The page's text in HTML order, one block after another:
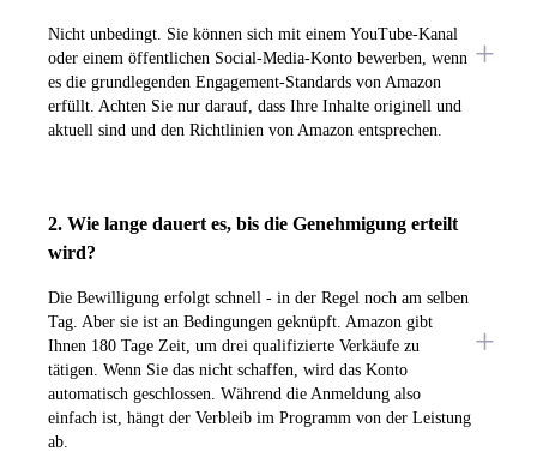
Nicht unbedingt. Sie können sich mit einem YouTube-Kanal
oder einem öffentlichen Social-Media-Konto bewerben, wenn
es die grundlegenden Engagement-Standards von Amazon
erfüllt. Achten Sie nur darauf, dass Ihre Inhalte originell und
aktuell sind und den Richtlinien von Amazon entsprechen.
2. Wie lange dauert es, bis die Genehmigung erteilt
wird?
Die Bewilligung erfolgt schnell - in der Regel noch am selben
Tag. Aber sie ist an Bedingungen geknüpft. Amazon gibt
Ihnen 180 Tage Zeit, um drei qualifizierte Verkäufe zu
tätigen. Wenn Sie das nicht schaffen, wird das Konto
automatisch geschlossen. Während die Anmeldung also
einfach ist, hängt der Verbleib im Programm von der Leistung
ab.